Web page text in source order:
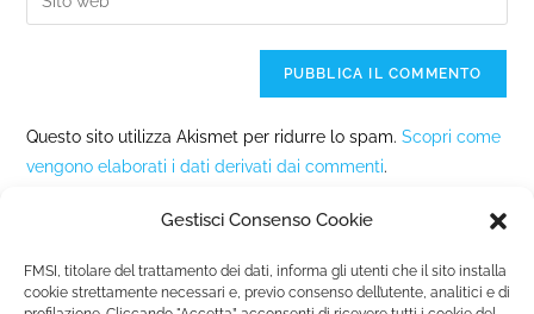
Gestisci Consenso Cookie
FMSI, titolare del trattamento dei dati, informa gli utenti che il sito installa
cookie strettamente necessari e, previo consenso dell’utente, analitici e di
Questo sito utilizza Akismet per ridurre lo spam.Scopri come
vengono elaborati i dati derivati dai commenti.